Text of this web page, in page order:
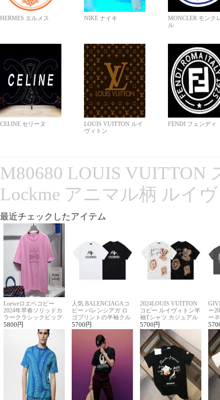
HERMES エルメス NIKE ナイキ
MONCLER モンク
ル
CELINE セリーヌ
LOUIS VUITTON ルイ
ヴィトン
FENDI フェンディ
M80680 LOUIS VUITTON
Lockme アニマル柄 ルイ
最近チェックしたアイテム
Loeweロエベコピー
2024年早春ソリッドカ
ラークラシックビッグ
ロゴ刺繍Tシャツ
5800 円
人気 BALENCIAGAコ
ピー バレンシアガ ロ
ゴプリントの半袖クル
ーネックTシャツ
5700 円
2024LOUIS VUITTON
コピー ルイヴィトン半
袖Tシャツ カジュアル
に馴染む 2色展開
5700 円
ー
ー
ー